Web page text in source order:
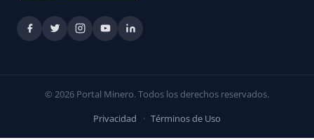
© 2026 Portal Minero. Todos los derechos reservados.
Privacidad · Términos de Uso